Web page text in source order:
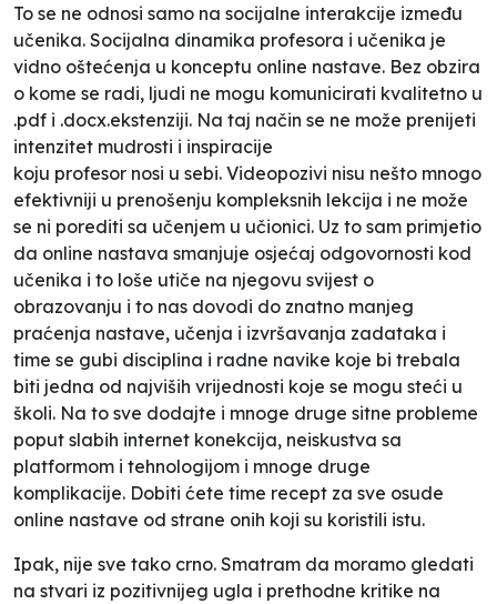
To se ne odnosi samo na socijalne interakcije između
učenika. Socijalna dinamika profesora i učenika je
vidno oštećenja u konceptu online nastave. Bez obzira
o kome se radi, ljudi ne mogu komunicirati kvalitetno u
.pdf i .docx.ekstenziji. Na taj način se ne može prenijeti
intenzitet mudrosti i inspiracije
koju profesor nosi u sebi. Videopozivi nisu nešto mnogo
efektivniji u prenošenju kompleksnih lekcija i ne može
se ni porediti sa učenjem u učionici. Uz to sam primjetio
da online nastava smanjuje osjećaj odgovornosti kod
učenika i to loše utiče na njegovu svijest o
obrazovanju i to nas dovodi do znatno manjeg
praćenja nastave, učenja i izvršavanja zadataka i
time se gubi disciplina i radne navike koje bi trebala
biti jedna od najviših vrijednosti koje se mogu steći u
školi. Na to sve dodajte i mnoge druge sitne probleme
poput slabih internet konekcija, neiskustva sa
platformom i tehnologijom i mnoge druge
komplikacije. Dobiti ćete time recept za sve osude
online nastave od strane onih koji su koristili istu.
Ipak, nije sve tako crno. Smatram da moramo gledati
na stvari iz pozitivnijeg ugla i prethodne kritike na